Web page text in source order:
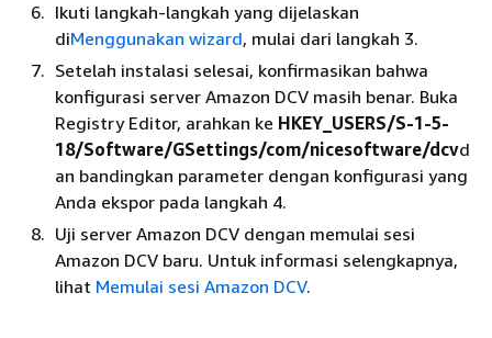
Ikuti langkah-langkah yang dijelaskan
diMenggunakan wizard, mulai dari langkah 3.
Setelah instalasi selesai, konfirmasikan bahwa
konfigurasi server Amazon DCV masih benar. Buka
Registry Editor, arahkan ke HKEY_USERS/S-1-5-
18/Software/GSettings/com/nicesoftware/dcvd
an bandingkan parameter dengan konfigurasi yang
Anda ekspor pada langkah 4.
Uji server Amazon DCV dengan memulai sesi
Amazon DCV baru. Untuk informasi selengkapnya,
lihat Memulai sesi Amazon DCV.